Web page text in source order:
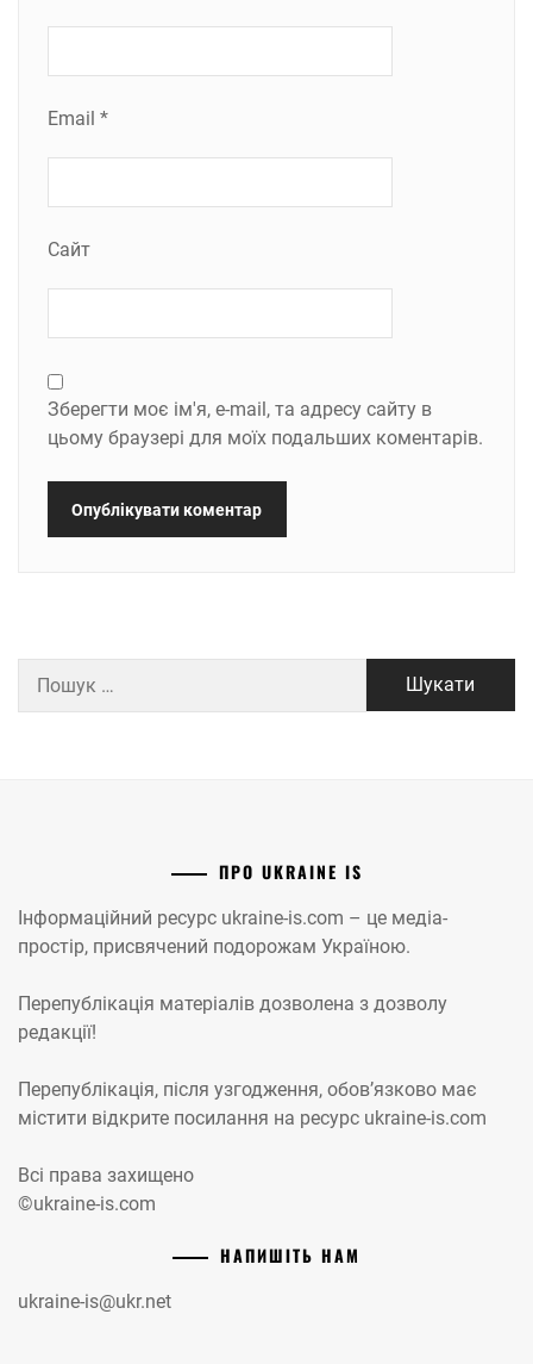
Email *
Сайт
Зберегти моє ім'я, e-mail, та адресу сайту в
цьому браузері для моїх подальших коментарів.
ПРО UKRAINE IS
Інформаційний ресурс ukraine-is.com – це медіа-
простір, присвячений подорожам Україною.
Перепублікація матеріалів дозволена з дозволу
редакції!
Перепублікація, після узгодження, обов’язково має
містити відкрите посилання на ресурс ukraine-is.com
Всі права захищено
©ukraine-is.com
НАПИШІТЬ НАМ
ukraine-is@ukr.net